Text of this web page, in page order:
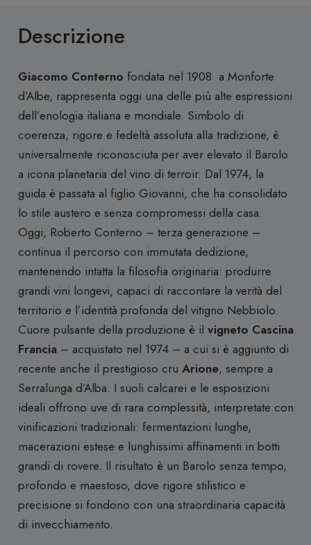
Conterno
Descrizione
Giacomo Conterno fondata nel 1908 a Monforte
d’Albe, rappresenta oggi una delle più alte espressioni
dell’enologia italiana e mondiale. Simbolo di
coerenza, rigore e fedeltà assoluta alla tradizione, è
universalmente riconosciuta per aver elevato il Barolo
a icona planetaria del vino di terroir. Dal 1974, la
guida è passata al figlio Giovanni, che ha consolidato
lo stile austero e senza compromessi della casa.
Oggi, Roberto Conterno – terza generazione –
continua il percorso con immutata dedizione,
mantenendo intatta la filosofia originaria: produrre
grandi vini longevi, capaci di raccontare la verità del
territorio e l’identità profonda del vitigno Nebbiolo.
Cuore pulsante della produzione è il vigneto Cascina
Francia– acquistato nel 1974 – a cui si è aggiunto di
recente anche il prestigioso cru Arione, sempre a
Serralunga d’Alba. I suoli calcarei e le esposizioni
ideali offrono uve di rara complessità, interpretate con
vinificazioni tradizionali: fermentazioni lunghe,
macerazioni estese e lunghissimi affinamenti in botti
grandi di rovere. Il risultato è un Barolo senza tempo,
profondo e maestoso, dove rigore stilistico e
precisione si fondono con una straordinaria capacità
di invecchiamento.